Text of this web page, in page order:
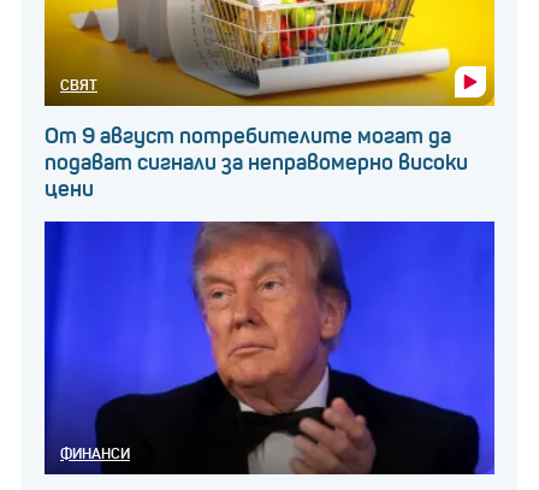
СВЯТ
От 9 август потребителите могат да
подават сигнали за неправомерно високи
цени
ФИНАНСИ